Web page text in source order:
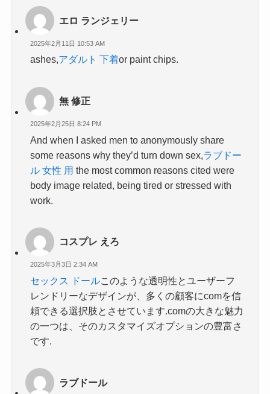
エロ ランジェリー
2025年2月11日 10:53 AM
ashes,アダルト 下着or paint chips.
無 修正
2025年2月25日 8:24 PM
And when I asked men to anonymously share
some reasons why they’d turn down sex,ラブドー
ル 女性 用 the most common reasons cited were
body image related, being tired or stressed with
work.
コスプレ えろ
2025年3月3日 2:34 AM
セックス ドールこのような透明性とユーザーフ
レンドリーなデザインが、多くの顧客にcomを信
頼できる選択肢とさせています.comの大きな魅力
の一つは、そのカスタマイズオプションの豊富さ
です.
ラブドール